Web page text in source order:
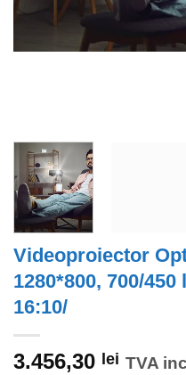
Videoproiector
1280*800, 700/
16:10/
3.456,30 lei TVA